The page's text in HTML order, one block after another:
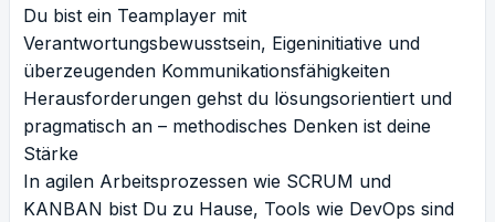
Du bist ein Teamplayer mit
Verantwortungsbewusstsein, Eigeninitiative und
überzeugenden Kommunikationsfähigkeiten
Herausforderungen gehst du lösungsorientiert und
pragmatisch an – methodisches Denken ist deine
Stärke
In agilen Arbeitsprozessen wie SCRUM und
KANBAN bist Du zu Hause, Tools wie DevOps sind